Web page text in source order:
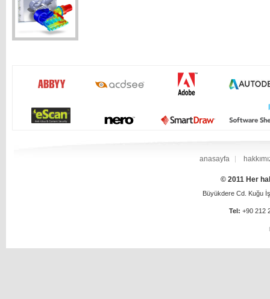
anasayfa
© 2011 Her
Büyükdere Cd. Kuğu
Tel: +90 212